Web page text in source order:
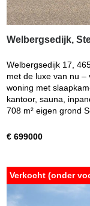
Welbergsedijk,
Welbergsedijk 17,
met de luxe van nu
woning met
kantoor, sauna,
708 m² eigen grond
€ 699000
Verkocht (onder